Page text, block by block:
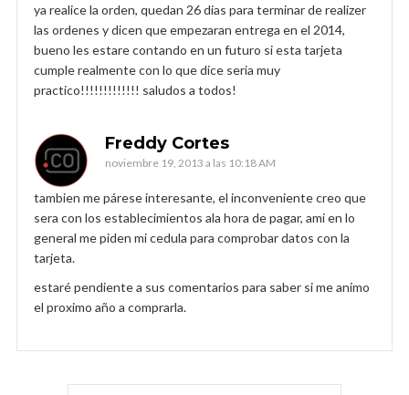
ya realice la orden, quedan 26 dias para terminar de realizer
las ordenes y dicen que empezaran entrega en el 2014,
bueno les estare contando en un futuro si esta tarjeta
cumple realmente con lo que dice seria muy
practico!!!!!!!!!!!!! saludos a todos!
Freddy Cortes
noviembre 19, 2013 a las 10:18 AM
tambien me párese interesante, el inconveniente creo que
sera con los establecimientos ala hora de pagar, ami en lo
general me piden mi cedula para comprobar datos con la
tarjeta.
estaré pendiente a sus comentarios para saber si me animo
el proximo año a comprarla.